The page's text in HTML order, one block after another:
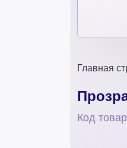
Главная
Код